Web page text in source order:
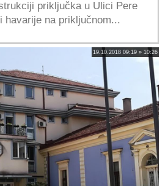
priključka u Ulici Pere
havarije na priključnom...
19.10.2018 09:19 » 10:26